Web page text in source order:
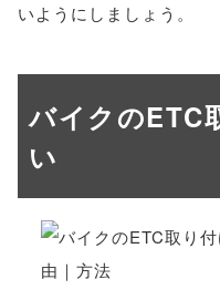
いようにしましょう。
バイクのETC
い